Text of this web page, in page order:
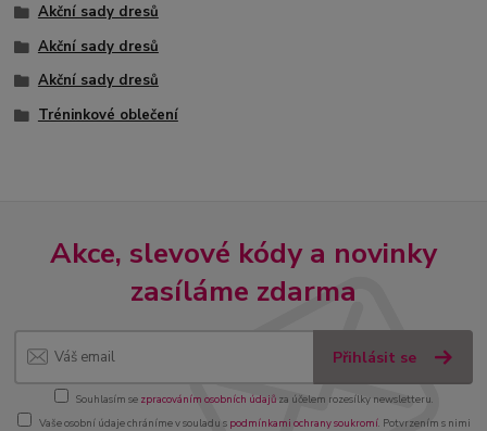
Akční sady dresů
Akční sady dresů
Akční sady dresů
Tréninkové oblečení
Akce, slevové kódy a novinky
zasíláme zdarma
Přihlásit se
Souhlasím se zpracováním osobních údajůza účelem rozesílky newsletteru.
Vaše osobní údaje chráníme v souladu s podmínkami ochrany soukromí. Potvrzením s nimi